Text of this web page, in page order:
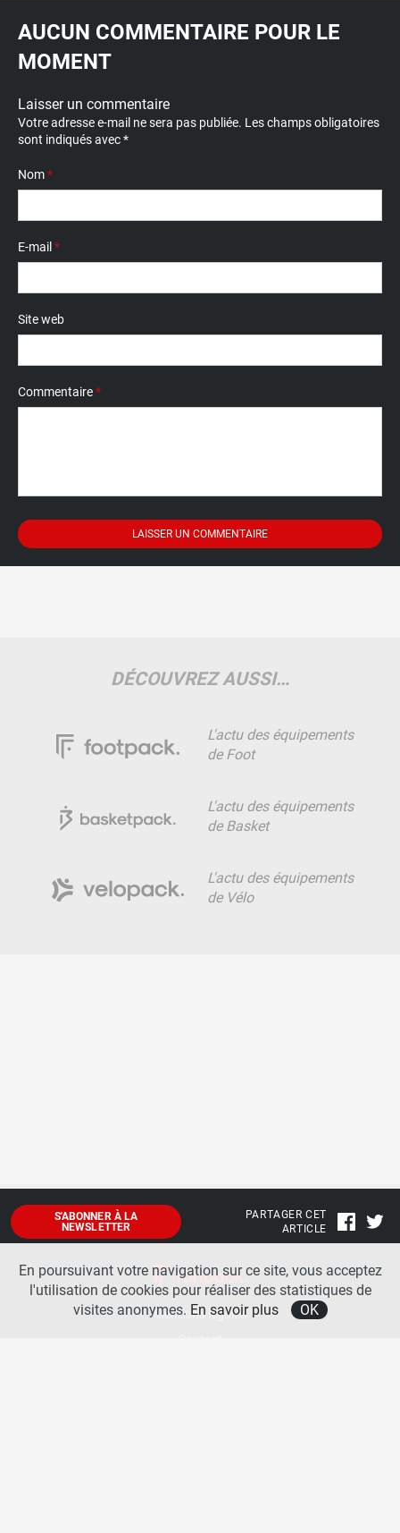
AUCUN COMMENTAIRE POUR LE
MOMENT
Laisser un commentaire
Votre adresse e-mail ne sera pas publiée. Les champs obligatoires
sont indiqués avec*
Nom*
E-mail *
Site web
Commentaire*
DÉCOUVREZ AUSSI…
L'actu des équipements
de Foot
L'actu des équipements
de Basket
L'actu des équipements
de Vélo
S'ABONNER À LA
NEWSLETTER
PARTAGER CET
ARTICLE
Mentions légales
En poursuivant votre navigation sur ce site, vous acceptez
l'utilisation de cookies pour réaliser des statistiques de
visites anonymes. En savoir plus OK